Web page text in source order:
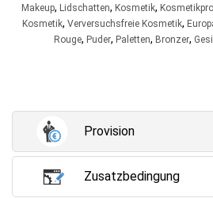
Makeup, Lidschatten, Kosmetik,
Kosmetik, Verversuchsfreie Kosmetik,
Rouge, Puder, Paletten, Bronzer,
Provision
Zusatzbedingung